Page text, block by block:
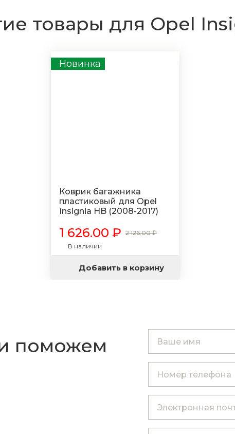
товары для Opel
Новинка
Коврик багажника
пластиковый для Opel
Insignia HB (2008-2017)
1 626.00 ₽ 2 126.00 ₽
В наличии
Добавить в корзину
поможем